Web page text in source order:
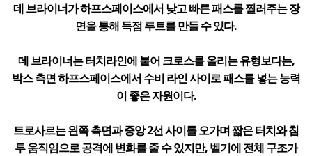
데 브라이너가 하프스페이스에서 낮고 빠른 패스를 찔러주는 장
면을 통해 득점 루트를 만들 수 있다.
데 브라이너는 터치라인에 붙어 크로스를 올리는 유형보다는,
박스 측면 하프스페이스에서 수비 라인 사이로 패스를 넣는 능력
이 좋은 자원이다.
트로사르는 왼쪽 측면과 중앙 2선 사이를 오가며 짧은 터치와 침
투 움직임으로 공격에 변화를 줄 수 있지만, 벨기에 전체 구조가